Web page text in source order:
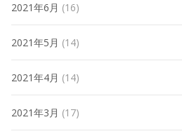
2021年6月 (16)
2021年5月 (14)
2021年4月 (14)
2021年3月 (17)